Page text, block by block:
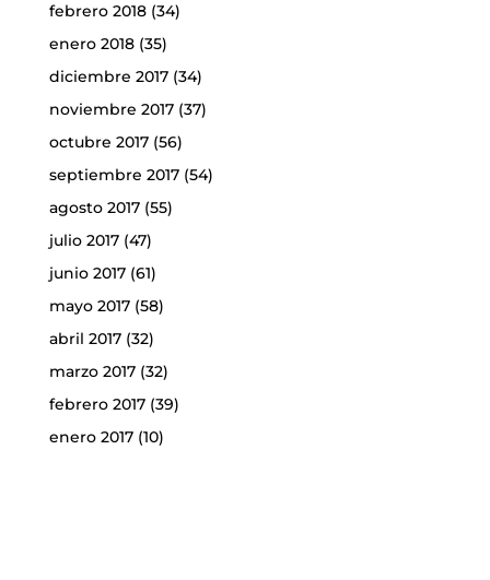
febrero 2018(34)
enero 2018(35)
diciembre 2017(34)
noviembre 2017(37)
octubre 2017(56)
septiembre 2017(54)
agosto 2017(55)
julio 2017(47)
junio 2017(61)
mayo 2017(58)
abril 2017(32)
marzo 2017(32)
febrero 2017(39)
enero 2017(10)